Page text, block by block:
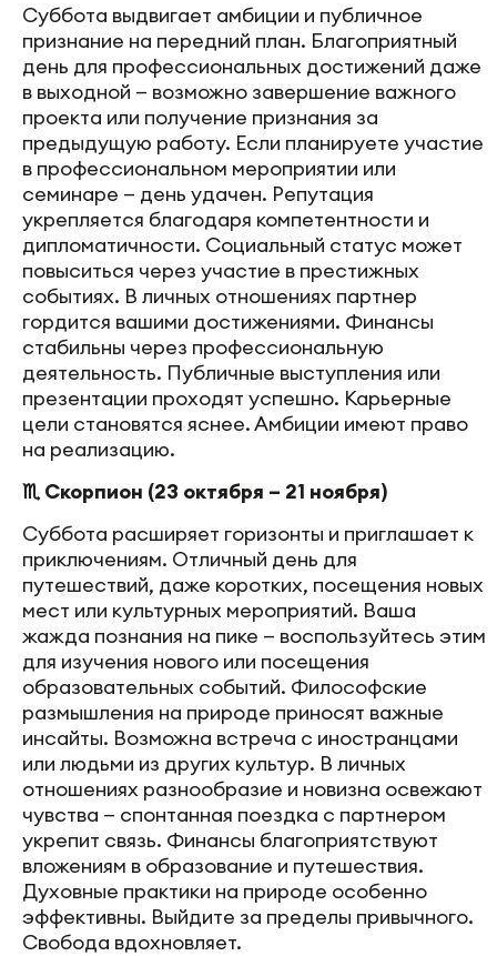
Суббота выдвигает амбиции и публичное
признание на передний план. Благоприятный
день для профессиональных достижений даже
в выходной — возможно завершение важного
проекта или получение признания за
предыдущую работу. Если планируете участие
в профессиональном мероприятии или
семинаре — день удачен. Репутация
укрепляется благодаря компетентности и
дипломатичности. Социальный статус может
повыситься через участие в престижных
событиях. В личных отношениях партнер
гордится вашими достижениями. Финансы
стабильны через профессиональную
деятельность. Публичные выступления или
презентации проходят успешно. Карьерные
цели становятся яснее. Амбиции имеют право
на реализацию.
♏ Скорпион (23 октября – 21 ноября)
Суббота расширяет горизонты и приглашает к
приключениям. Отличный день для
путешествий, даже коротких, посещения новых
мест или культурных мероприятий. Ваша
жажда познания на пике — воспользуйтесь этим
для изучения нового или посещения
образовательных событий. Философские
размышления на природе приносят важные
инсайты. Возможна встреча с иностранцами
или людьми из других культур. В личных
отношениях разнообразие и новизна освежают
чувства — спонтанная поездка с партнером
укрепит связь. Финансы благоприятствуют
вложениям в образование и путешествия.
Духовные практики на природе особенно
эффективны. Выйдите за пределы привычного.
Свобода вдохновляет.